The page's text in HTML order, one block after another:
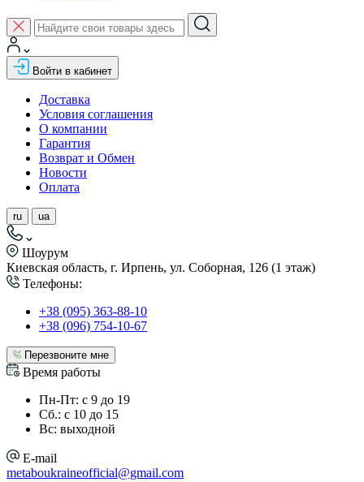
Войти в кабинет
Доставка
Условия соглашения
О компании
Гарантия
Возврат и Обмен
Новости
Оплата
ru ua
Шоурум
Киевская область, г. Ирпень, ул. Соборная, 126 (1 этаж)
Телефоны:
+38 (095) 363-88-10
+38 (096) 754-10-67
Перезвоните мне
Время работы
Пн-Пт: с 9 до 19
Сб.: с 10 до 15
Вс: выходной
E-mail
metaboukraineofficial@gmail.com